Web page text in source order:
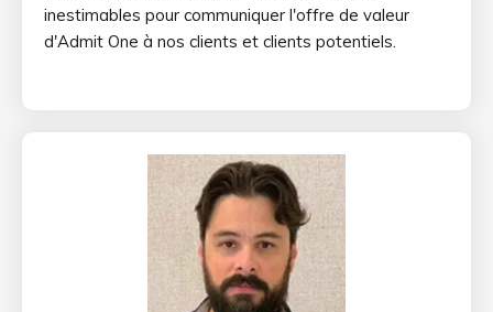
inestimables pour communiquer l'offre de valeur
d'Admit One à nos clients et clients potentiels.